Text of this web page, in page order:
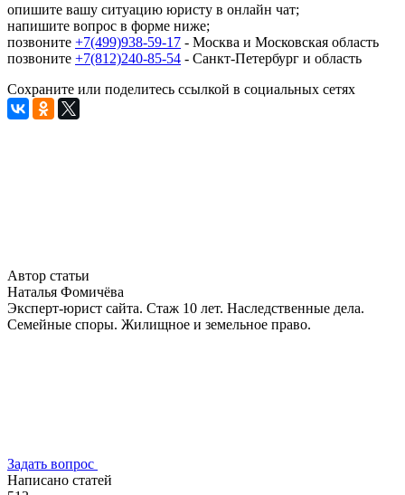
опишите вашу ситуацию юристу в онлайн чат;
напишите вопрос в форме ниже;
позвоните +7(499)938-59-17 - Москва и Московская область
позвоните +7(812)240-85-54 - Санкт-Петербург и область
Сохраните или поделитесь ссылкой в социальных сетях
Автор статьи
Наталья Фомичёва
Эксперт-юрист сайта. Стаж 10 лет. Наследственные дела.
Семейные споры. Жилищное и земельное право.
Задать вопрос
Написано статей